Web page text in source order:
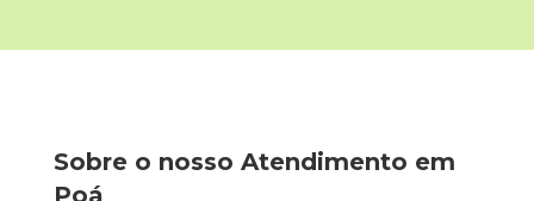
Sobre o nosso Atendimento em
Poá